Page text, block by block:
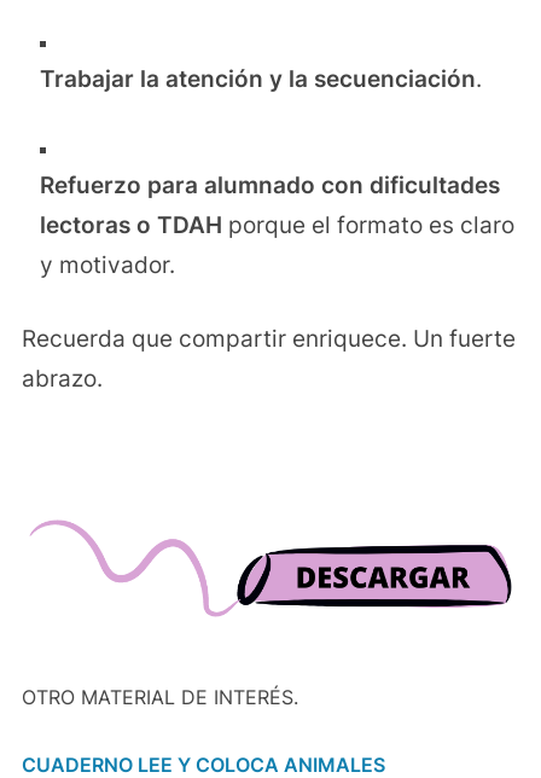
Trabajar la atención y la secuenciación.
Refuerzo para alumnado con dificultades
lectoras o TDAH porque el formato es claro
y motivador.
Recuerda que compartir enriquece. Un fuerte
abrazo.
OTRO MATERIAL DE INTERÉS.
CUADERNO LEE Y COLOCA ANIMALES